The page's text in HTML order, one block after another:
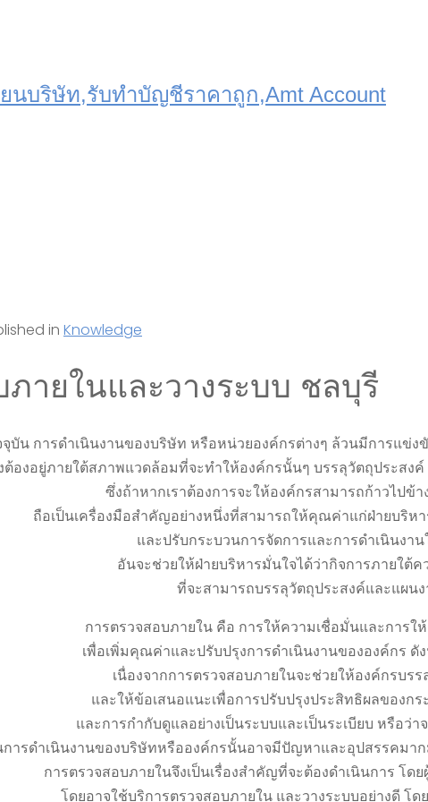
in Knowledge
ายในและวางระบบ ชลบุรี
บัน การดำเนินงานของบริษัท หรือหน่วยองค์กรต่างๆ ล้วนมีการแข่
ต้องอยู่ภายใต้สภาพแวดล้อมที่จะทำให้องค์กรนั้นๆ บรรลุวัตถุประส
ซึ่งถ้าหากเราต้องการจะให้องค์กรสามารถก้าวไปข้
ถือเป็นเครื่องมือสำคัญอย่างหนึ่งที่สามารถให้คุณค่าแก่ฝ่ายบริห
และปรับกระบวนการจัดการและการดำเนินง
อันจะช่วยให้ฝ่ายบริหารมั่นใจได้ว่ากิจการภายใ
ที่จะสามารถบรรลุวัตถุประสงค์และแผน
การตรวจสอบภายใน คือ การให้ความเชื่อมั่นและการใ
เพื่อเพิ่มคุณค่าและปรับปรุงการดำเนินงานขององค์กร
เนื่องจากการตรวจสอบภายในจะช่วยให้องค์กรบร
และให้ข้อเสนอแนะเพื่อการปรับปรุงประสิทธิผลของก
และการกำกับดูแลอย่างเป็นระบบและเป็นระเบียบ หรือว่
การดำเนินงานของบริษัทหรือองค์กรนั้นอาจมีปัญหาและอุปสรรคมา
การตรวจสอบภายในจึงเป็นเรื่องสำคัญที่จะต้องดำเนินการ โ
โดยอาจใช้บริการตรวจสอบภายใน และวางระบบอย่างดี โ